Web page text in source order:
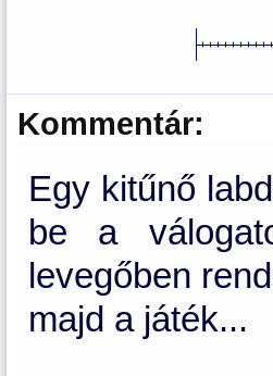
Kommentár:
Egy kitűnő
be a
levegőben
majd a játék...